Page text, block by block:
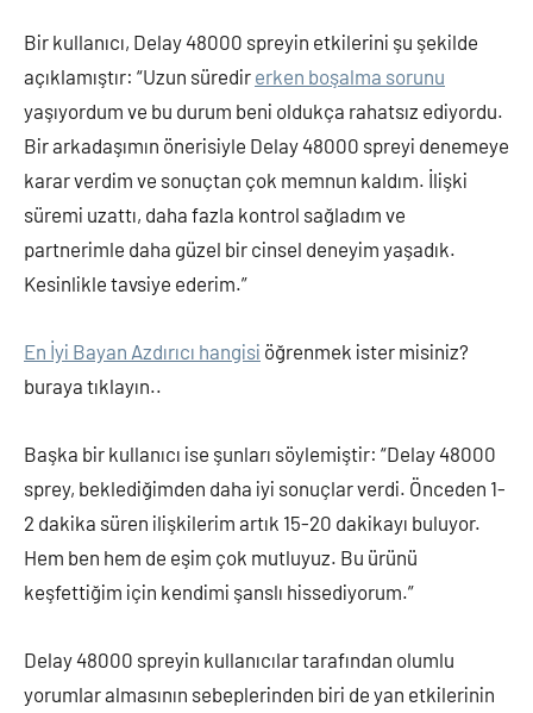
Bir kullanıcı, Delay 48000 spreyin etkilerini şu şekilde
açıklamıştır: “Uzun süredir erken boşalma sorunu
yaşıyordum ve bu durum beni oldukça rahatsız ediyordu.
Bir arkadaşımın önerisiyle Delay 48000 spreyi denemeye
karar verdim ve sonuçtan çok memnun kaldım. İlişki
süremi uzattı, daha fazla kontrol sağladım ve
partnerimle daha güzel bir cinsel deneyim yaşadık.
Kesinlikle tavsiye ederim.”
En İyi Bayan Azdırıcı hangisi öğrenmek ister misiniz?
buraya tıklayın..
Başka bir kullanıcı ise şunları söylemiştir: “Delay 48000
sprey, beklediğimden daha iyi sonuçlar verdi. Önceden 1-
2 dakika süren ilişkilerim artık 15-20 dakikayı buluyor.
Hem ben hem de eşim çok mutluyuz. Bu ürünü
keşfettiğim için kendimi şanslı hissediyorum.”
Delay 48000 spreyin kullanıcılar tarafından olumlu
yorumlar almasının sebeplerinden biri de yan etkilerinin